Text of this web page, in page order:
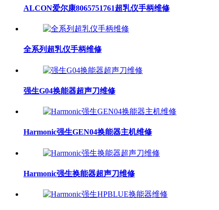
ALCON爱尔康8065751761超乳仪手柄维修
全系列超乳仪手柄维修
强生G04换能器超声刀维修
Harmonic强生GEN04换能器主机维修
Harmonic强生换能器超声刀维修